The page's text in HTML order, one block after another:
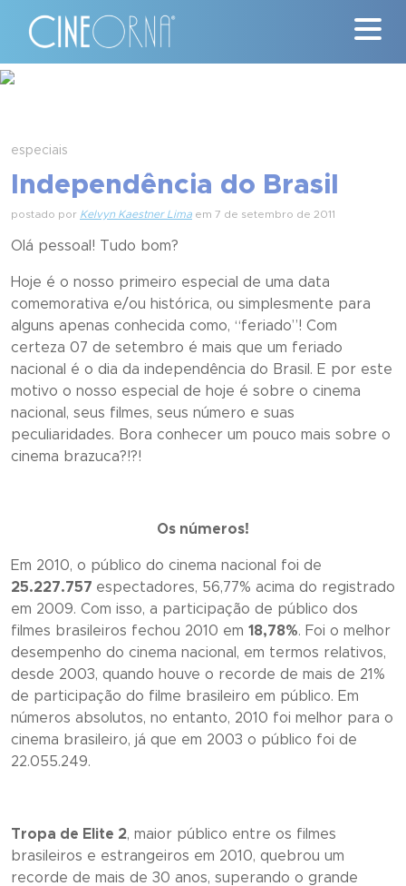
#ClássicosCineOrna
Nossa História
Contato
especiais
Independência do Brasil
postado por Kelvyn Kaestner Lima em 7 de setembro de 2011
Olá pessoal! Tudo bom?
Hoje é o nosso primeiro especial de uma data
comemorativa e/ou histórica, ou simplesmente para
alguns apenas conhecida como, “feriado”! Com
certeza 07 de setembro é mais que um feriado
nacional é o dia da independência do Brasil. E por este
motivo o nosso especial de hoje é sobre o cinema
nacional, seus filmes, seus número e suas
peculiaridades. Bora conhecer um pouco mais sobre o
cinema brazuca?!?!
Os números!
Em 2010, o público do cinema nacional foi de
25.227.757 espectadores, 56,77% acima do registrado
em 2009. Com isso, a participação de público dos
filmes brasileiros fechou 2010 em 18,78%. Foi o melhor
desempenho do cinema nacional, em termos relativos,
desde 2003, quando houve o recorde de mais de 21%
de participação do filme brasileiro em público. Em
números absolutos, no entanto, 2010 foi melhor para o
cinema brasileiro, já que em 2003 o público foi de
22.055.249.
Tropa de Elite 2, maior público entre os filmes
brasileiros e estrangeiros em 2010, quebrou um
recorde de mais de 30 anos, superando o grande